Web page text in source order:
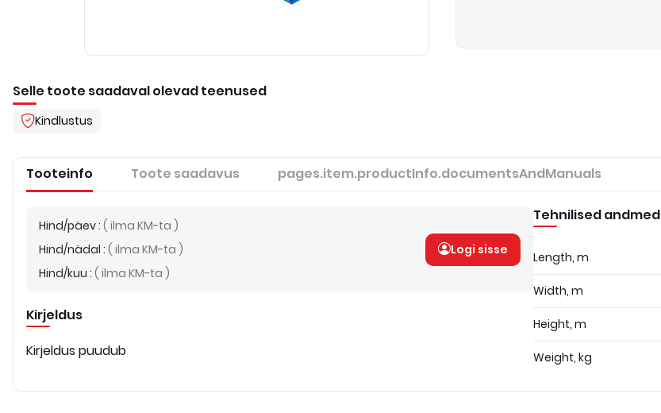
Selle toote saadaval olevad teenused
Kindlustus
Tooteinfo Toote saadavus pages.item.productInfo.documentsAndManuals
Hind/päev: ( ilma KM-ta )
Hind/nädal : ( ilma KM-ta )
Hind/kuu : ( ilma KM-ta )
Logi sisse
Kirjeldus
Kirjeldus puudub
Tehnilised andmed
Length, m
Width, m
Height, m
Weight, kg